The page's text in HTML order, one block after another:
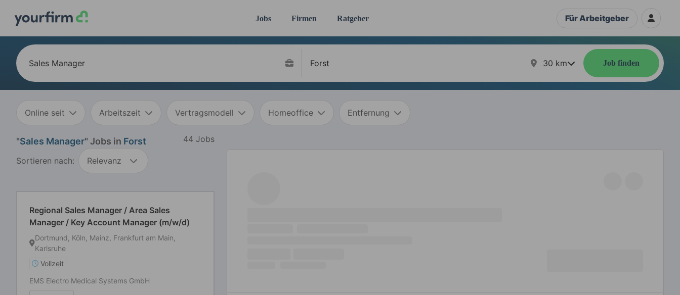
Jobs Firmen Ratgeber Für Arbeitgeber
30 km Job finden
Online seit Arbeitszeit Vertragsmodell Homeoffice Entfernung
"Sales Manager" Jobs in Forst 44 Jobs
Sortieren nach: Relevanz
Regional Sales Manager / Area Sales
Manager / Key Account Manager (m/w/d)
Dortmund, Köln, Mainz, Frankfurt am Main,
Karlsruhe
Vollzeit
EMS Electro Medical Systems GmbH